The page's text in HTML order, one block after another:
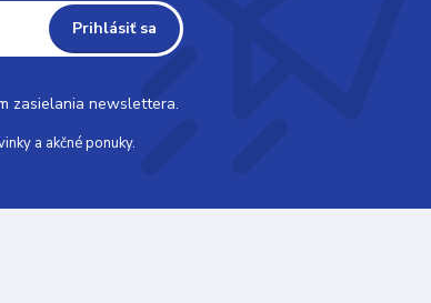
Prihlásiť sa
zasielania newslettera.
a akčné ponuky.